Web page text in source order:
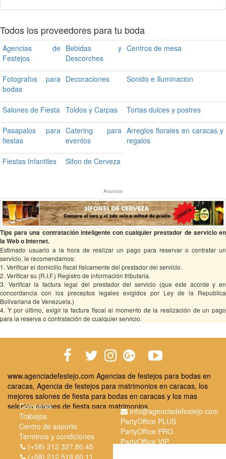
Todos los proveedores para tu boda
Agencias de
Festejos
Bebidas y
Descorches
Centros de mesa
Fotografos para
bodas
Decoraciones Sonido e Iluminacion
Salones de Fiesta Toldos y Carpas Tortas dulces y postres
Pasapalos para
fiestas
Catering para
eventos
Arreglos florales en caracas y
regalos
Fiestas Infantiles Sifon de Cerveza
Anuncios
Tips para una contratación inteligente con cualquier prestador de servicio en
la Web o Internet.
Estimado usuario a la hora de realizar un pago para reservar o contratar un
servicio, le recomendamos:
1. Verificar el domicilio fiscal físicamente del prestador del servicio.
2. Verificar su (R.I.F.) Registro de información tributaria.
3. Verificar la factura legal del prestador del servicio (que este acorde y en
concordancia con los preceptos legales exigidos por Ley de la Republica
Bolivariana de Venezuela.)
4. Y por último, exigir la factura fiscal al momento de la realización de un pago
para la reserva o contratación de cualquier servicio.
www.agenciadefestejo.com Agencias de festejos para bodas en
caracas, Agencia de festejos para matrimonios en caracas, los
mejores salones de fiesta para bodas en caracas y los mas
selectos salones de fiesta para matrimonios
Compañia
Trabajos
Centro de soporte
Terminos y condiciones
Informacion legal
info@agenciadefestejo.com
PartyOffice PLUS
PartyOffice PRO
PartyOffice VIP
(+58) 212 327.80.45
(+58) 212 519.60.11